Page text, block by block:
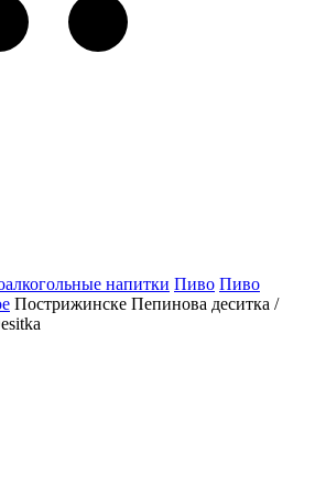
напитки Пиво Пиво
Пострижинске Пепинова деситка /